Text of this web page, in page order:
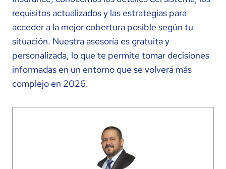
requisitos actualizados y las estrategias para
acceder a la mejor cobertura posible según tu
situación. Nuestra asesoría es gratuita y
personalizada, lo que te permite tomar decisiones
informadas en un entorno que se volverá más
complejo en 2026.